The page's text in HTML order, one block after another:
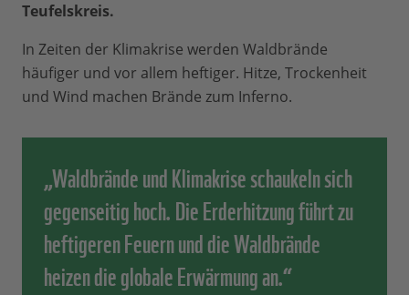
Teufelskreis.
In Zeiten der Klimakrise werden Waldbrände
häufiger und vor allem heftiger. Hitze, Trockenheit
und Wind machen Brände zum Inferno.
„Waldbrände und Klimakrise schaukeln sich
gegenseitig hoch. Die Erderhitzung führt zu
heftigeren Feuern und die Waldbrände
heizen die globale Erwärmung an.“